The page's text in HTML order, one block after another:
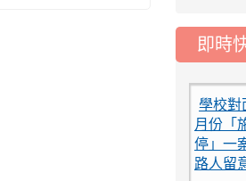
即時
公告
2026-
學校對
月份「
停」一
路人留
2026-